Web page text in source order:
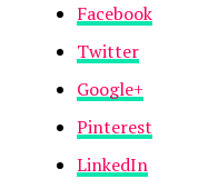
Facebook
Twitter
Google+
Pinterest
LinkedIn